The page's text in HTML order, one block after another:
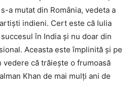
a mutat din România, vedeta a
indieni. Cert este că Iulia
în India și nu doar din
Aceasta este împlinită și pe
vedere că trăiește o frumoasă
Khan de mai mulți ani de